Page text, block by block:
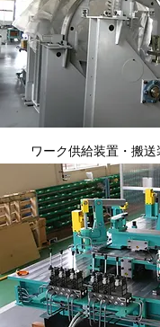
ワーク供給装置・搬